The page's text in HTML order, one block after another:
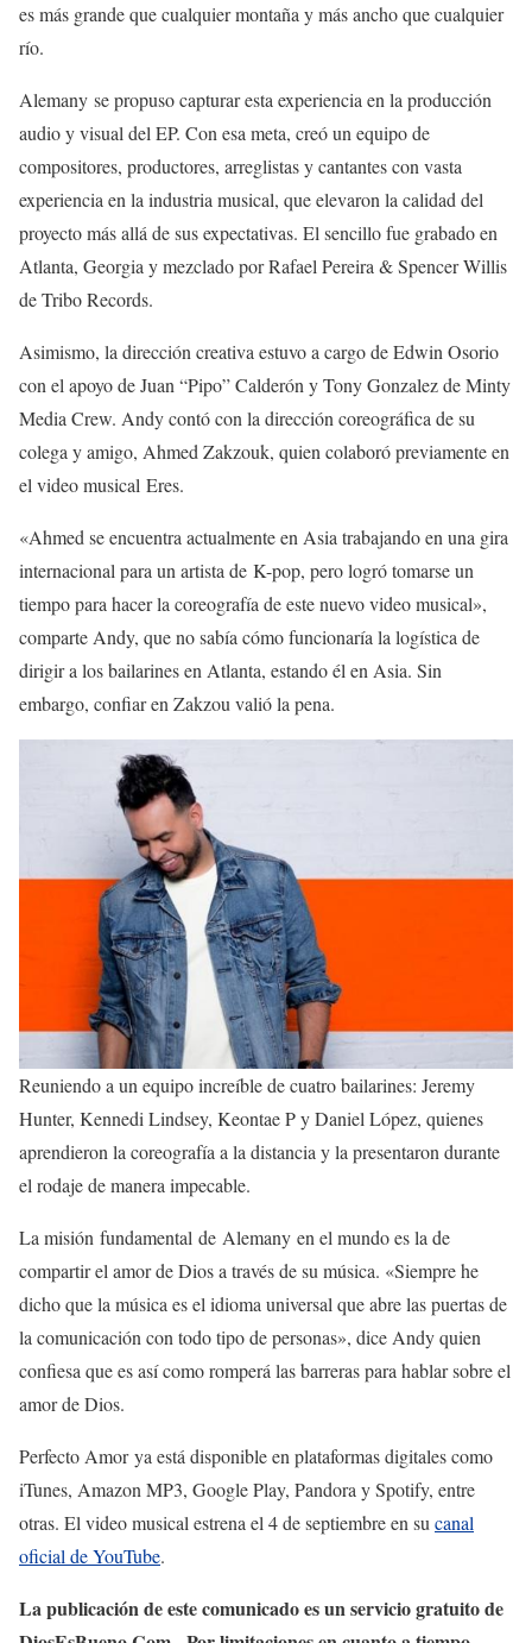
es más grande que cualquier montaña y más ancho que cualquier
río.
Alemany se propuso capturar esta experiencia en la producción
audio y visual del EP. Con esa meta, creó un equipo de
compositores, productores, arreglistas y cantantes con vasta
experiencia en la industria musical, que elevaron la calidad del
proyecto más allá de sus expectativas. El sencillo fue grabado en
Atlanta, Georgia y mezclado por Rafael Pereira & Spencer Willis
de Tribo Records.
Asimismo, la dirección creativa estuvo a cargo de Edwin Osorio
con el apoyo de Juan “Pipo” Calderón y Tony Gonzalez de Minty
Media Crew. Andy contó con la dirección coreográfica de su
colega y amigo, Ahmed Zakzouk, quien colaboró previamente en
el video musical Eres.
«Ahmed se encuentra actualmente en Asia trabajando en una gira
internacional para un artista de K-pop, pero logró tomarse un
tiempo para hacer la coreografía de este nuevo video musical»,
comparte Andy, que no sabía cómo funcionaría la logística de
dirigir a los bailarines en Atlanta, estando él en Asia. Sin
embargo, confiar en Zakzou valió la pena.
Reuniendo a un equipo increíble de cuatro bailarines: Jeremy
Hunter, Kennedi Lindsey, Keontae P y Daniel López, quienes
aprendieron la coreografía a la distancia y la presentaron durante
el rodaje de manera impecable.
La misión fundamental de Alemany en el mundo es la de
compartir el amor de Dios a través de su música. «Siempre he
dicho que la música es el idioma universal que abre las puertas de
la comunicación con todo tipo de personas», dice Andy quien
confiesa que es así como romperá las barreras para hablar sobre el
amor de Dios.
Perfecto Amor ya está disponible en plataformas digitales como
iTunes, Amazon MP3, Google Play, Pandora y Spotify, entre
otras. El video musical estrena el 4 de septiembre en sucanal
oficial de YouTube.
La publicación de este comunicado es un servicio gratuito de